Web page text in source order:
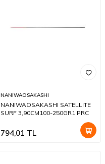
NANIWAOSAKASHI
NANIWAOSAKASHI SATELLITE
SURF 3,90CM100-250GR1 PRC
794,01 TL